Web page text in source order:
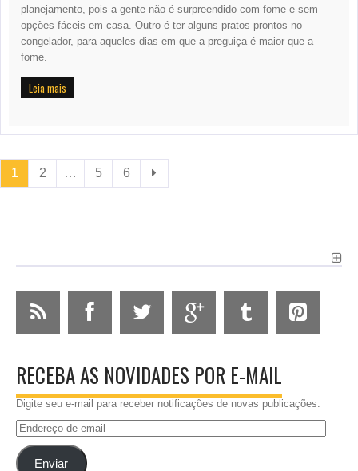
planejamento, pois a gente não é surpreendido com fome e sem
opções fáceis em casa. Outro é ter alguns pratos prontos no
congelador, para aqueles dias em que a preguiça é maior que a
fome.
Leia mais
1 2 … 5 6
RECEBA AS NOVIDADES POR E-MAIL
Digite seu e-mail para receber notificações de novas publicações.
Endereço
emailEnviar